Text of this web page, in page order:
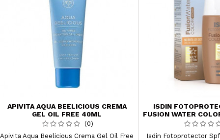
APIVITA AQUA BEELICIOUS CREMA
GEL OIL FREE 40ML
(0)
Apivita Aqua Beelicious Crema Gel Oil Free
ISDIN
FUSION WATER
Isdin Fotoprotector